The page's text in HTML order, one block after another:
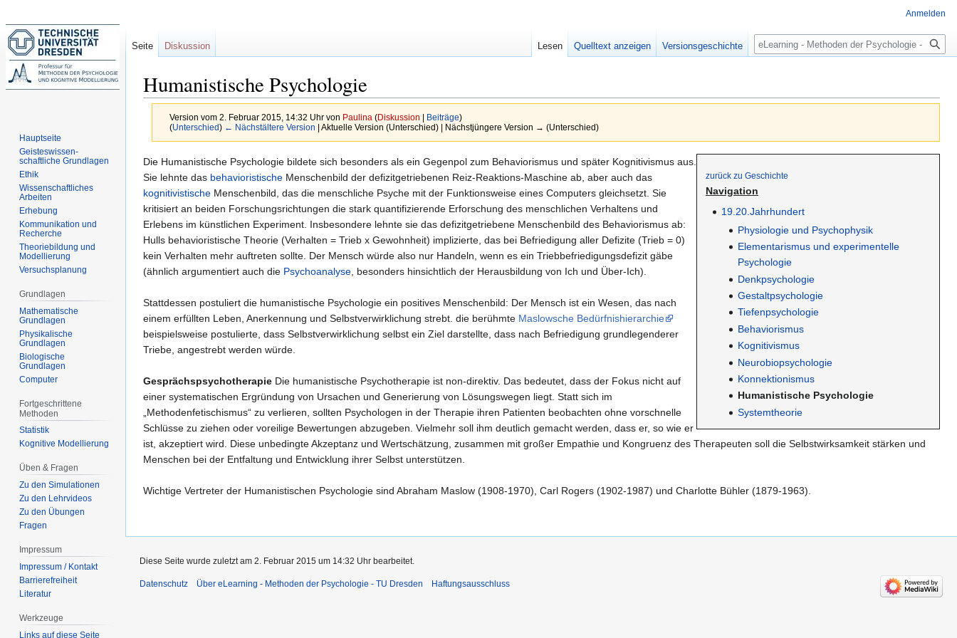
Humanistische Psychologie
Version vom 2. Februar 2015, 14:32 Uhr von Paulina (Diskussion Beiträge)
(Unterschied) ← Nächstältere Version | Aktuelle Version (Unterschied) | Nächstjüngere Version → (Unterschied)
Zur
Navigation
springen
Zur
Suche
springen
zurück zu Geschichte
Navigation
19.20.Jahrhundert
Physiologie und Psychophysik
Elementarismus und experimentelle
Psychologie
Denkpsychologie
Gestaltpsychologie
Tiefenpsychologie
Behaviorismus
Kognitivismus
Neurobiopsychologie
Konnektionismus
Humanistische Psychologie
Systemtheorie
Die Humanistische Psychologie bildete sich besonders als ein Gegenpol zum Behaviorismus und später Kognitivismus aus.
Sie lehnte das behavioristische Menschenbild der defizitgetriebenen Reiz-Reaktions-Maschine ab, aber auch das
kognitivistische Menschenbild, das die menschliche Psyche mit der Funktionsweise eines Computers gleichsetzt. Sie
kritisiert an beiden Forschungsrichtungen die stark quantifizierende Erforschung des menschlichen Verhaltens und
Erlebens im künstlichen Experiment. Insbesondere lehnte sie das defizitgetriebene Menschenbild des Behaviorismus ab:
Hulls behavioristische Theorie (Verhalten = Trieb x Gewohnheit) implizierte, das bei Befriedigung aller Defizite (Trieb = 0)
kein Verhalten mehr auftreten sollte. Der Mensch würde also nur Handeln, wenn es ein Triebbefriedigungsdefizit gäbe
(ähnlich argumentiert auch die Psychoanalyse , besonders hinsichtlich der Herausbildung von Ich und Über-Ich).
Stattdessen postuliert die humanistische Psychologie ein positives Menschenbild: Der Mensch ist ein Wesen, das nach
einem erfüllten Leben, Anerkennung und Selbstverwirklichung strebt. die berühmte Maslowsche Bedürfnishierarchie
beispielsweise postulierte, dass Selbstverwirklichung selbst ein Ziel darstellte, dass nach Befriedigung grundlegenderer
Triebe, angestrebt werden würde.
Gesprächspsychotherapie Die humanistische Psychotherapie ist non-direktiv. Das bedeutet, dass der Fokus nicht auf
einer systematischen Ergründung von Ursachen und Generierung von Lösungswegen liegt. Statt sich im
„Methodenfetischismus“ zu verlieren, sollten Psychologen in der Therapie ihren Patienten beobachten ohne vorschnelle
Schlüsse zu ziehen oder voreilige Bewertungen abzugeben. Vielmehr soll ihm deutlich gemacht werden, dass er, so wie er
ist, akzeptiert wird. Diese unbedingte Akzeptanz und Wertschätzung, zusammen mit großer Empathie und Kongruenz des Therapeuten soll die Selbstwirksamkeit stärken und
Menschen bei der Entfaltung und Entwicklung ihrer Selbst unterstützen.
Wichtige Vertreter der Humanistischen Psychologie sind Abraham Maslow (1908-1970), Carl Rogers (1902-1987) und Charlotte Bühler (1879-1963).
Anmelden
Seite Diskussion Lesen Quelltext anzeigen Versionsgeschichte Suche
Hauptseite
Geisteswissen-
schaftliche Grundlagen
Ethik
Wissenschaftliches
Arbeiten
Erhebung
Kommunikation und
Recherche
Theoriebildung und
Modellierung
Versuchsplanung
Grundlagen
Mathematische
Grundlagen
Physikalische
Grundlagen
Biologische
Grundlagen
Computer
Fortgeschrittene
Methoden
Statistik
Kognitive Modellierung
Üben & Fragen
Zu den Simulationen
Zu den Lehrvideos
Zu den Übungen
Fragen
Impressum
Impressum / Kontakt
Barrierefreiheit
Literatur
Werkzeuge
Links auf diese Seite
Diese Seite wurde zuletzt am 2. Februar 2015 um 14:32 Uhr bearbeitet.
Datenschutz Über eLearning - Methoden der Psychologie - TU Dresden Haftungsausschluss